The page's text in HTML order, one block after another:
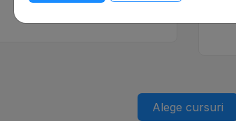
Alege cursuri